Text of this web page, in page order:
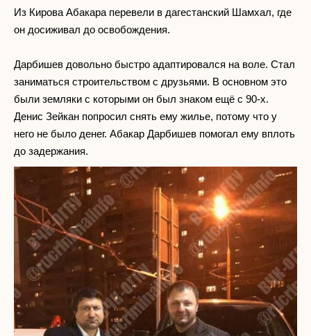
Из Кирова Абакара перевели в дагестанский Шамхал, где
он досиживал до освобождения.
Дарбишев довольно быстро адаптировался на воле. Стал
заниматься строительством с друзьями. В основном это
были земляки с которыми он был знаком ещё с 90-х.
Денис Зейкан попросил снять ему жилье, потому что у
него не было денег. Абакар Дарбишев помогал ему вплоть
до задержания.